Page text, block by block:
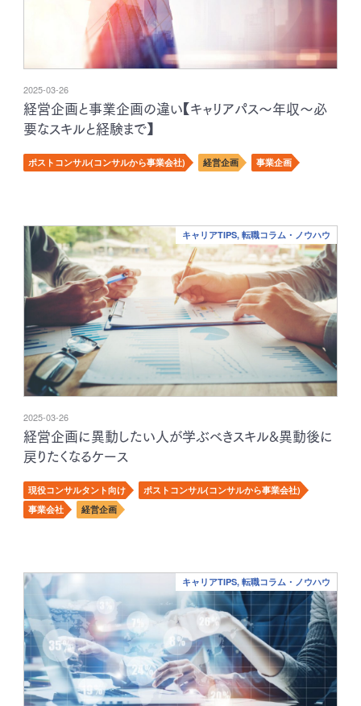
2025-03-26
経営企画と事業企画の違い【キャリアパス～年収～必
要なスキルと経験まで】
ポストコンサル(コンサルから事業会社) 経営企画 事業企画
キャリアTIPS, 転職コラム・ノウハウ
2025-03-26
経営企画に異動したい人が学ぶべきスキル&異動後に
戻りたくなるケース
現役コンサルタント向け
ポストコンサル(コンサルから事業会社)
事業会社
経営企画
キャリアTIPS, 転職コラム・ノウハウ